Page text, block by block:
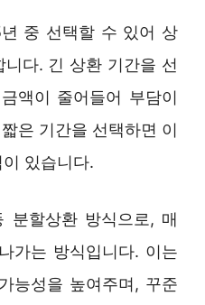
중 선택할 수 있어 상
다. 긴 상환 기간을 선
액이 줄어들어 부담이
은 기간을 선택하면 이
있습니다.
분할상환 방식으로, 매
가는 방식입니다. 이는
능성을 높여주며, 꾸준